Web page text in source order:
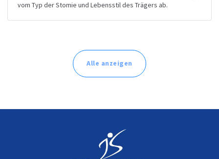
vom Typ der Stomie und Lebensstil des Trägers ab.
Alle anzeigen